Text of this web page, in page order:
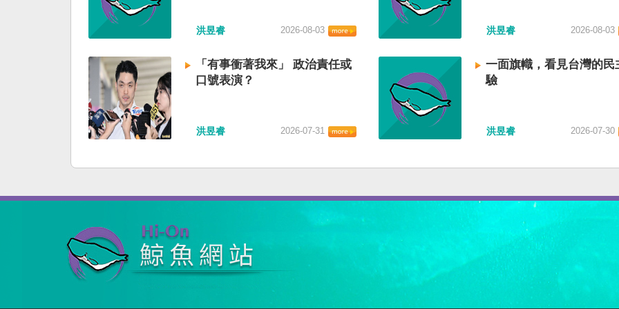
洪昱睿 2026-08-03 洪昱睿 2026-08-03
「有事衝著我來」 政治責任或
口號表演？
洪昱睿 2026-07-31
一面旗幟，看見台灣的民
驗
洪昱睿 2026-07-30